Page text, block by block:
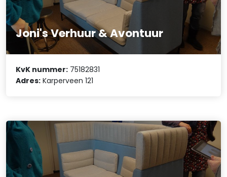
Joni's Verhuur & Avontuur
KvK nummer: 75182831
Adres: Karperveen 121